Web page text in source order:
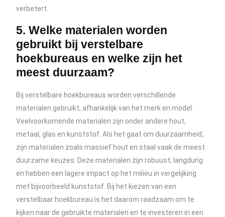
verbetert.
5. Welke materialen worden
gebruikt bij verstelbare
hoekbureaus en welke zijn het
meest duurzaam?
Bij verstelbare hoekbureaus worden verschillende
materialen gebruikt, afhankelijk van het merk en model.
Veelvoorkomende materialen zijn onder andere hout,
metaal, glas en kunststof. Als het gaat om duurzaamheid,
zijn materialen zoals massief hout en staal vaak de meest
duurzame keuzes. Deze materialen zijn robuust, langdurig
en hebben een lagere impact op het milieu in vergelijking
met bijvoorbeeld kunststof. Bij het kiezen van een
verstelbaar hoekbureau is het daarom raadzaam om te
kijken naar de gebruikte materialen en te investeren in een